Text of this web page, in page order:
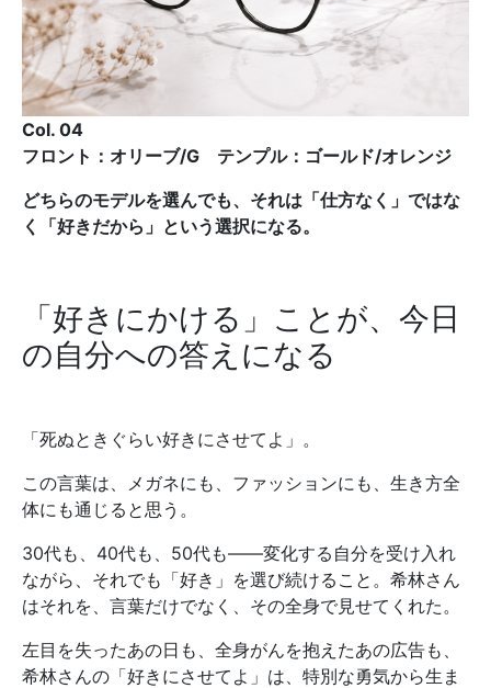
Col. 04
フロント：オリーブ/G テンプル：ゴールド/オレンジ
どちらのモデルを選んでも、それは「仕方なく」ではな
く「好きだから」という選択になる。
「好きにかける」ことが、今日
の自分への答えになる
「死ぬときぐらい好きにさせてよ」。
この言葉は、メガネにも、ファッションにも、生き方全
体にも通じると思う。
30代も、40代も、50代も——変化する自分を受け入れ
ながら、それでも「好き」を選び続けること。希林さん
はそれを、言葉だけでなく、その全身で見せてくれた。
左目を失ったあの日も、全身がんを抱えたあの広告も、
希林さんの「好きにさせてよ」は、特別な勇気から生ま